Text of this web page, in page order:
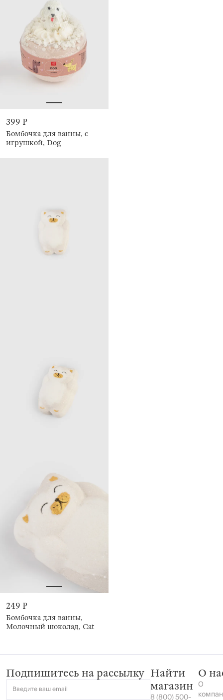
399 ₽
Бомбочка для ванны, с
игрушкой, Dog
249 ₽
Бомбочка для ванны,
Молочный шоколад, Cat
Подпишитесь на рассылку
Введите ваш email
Найти
магазин
8 (800) 500-
О
О